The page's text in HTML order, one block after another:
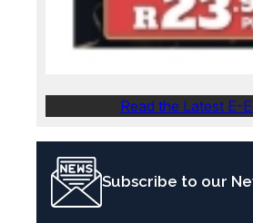
Read the Latest E-
Subscribe to our